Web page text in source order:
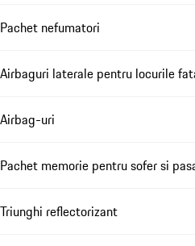
Pachet nefumatori
Airbaguri laterale pentru locurile
Airbag-uri
Pachet memorie pentru sofer si
Triunghi reflectorizant